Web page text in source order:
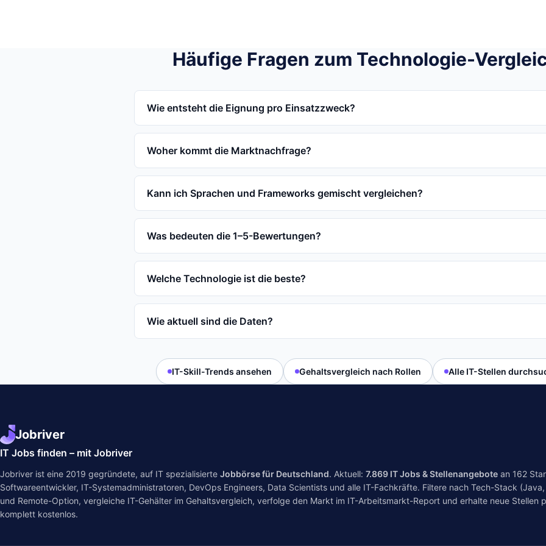
Häufige Fragen zum Technologie-
Wie entsteht die Eignung pro Einsatzzweck?
Woher kommt die Marktnachfrage?
Kann ich Sprachen und Frameworks gemischt vergleichen?
Was bedeuten die 1–5-Bewertungen?
Welche Technologie ist die beste?
Wie aktuell sind die Daten?
IT-Skill-Trends ansehen Gehaltsvergleich nach Rollen Alle IT-Stellen
Jobriver
IT Jobs finden – mit Jobriver
Jobriver ist eine 2019 gegründete, auf IT spezialisierte Jobbörse für Deutschland. Aktuell: 7.869 IT Jobs & Stellenangebote an 162
Softwareentwickler, IT-Systemadministratoren, DevOps Engineers, Data Scientists und alle IT-Fachkräfte. Filtere nach Tech-Stack
und Remote-Option, vergleiche IT-Gehälter im Gehaltsvergleich, verfolge den Markt im IT-Arbeitsmarkt-Report und erhalte neue Stellen
komplett kostenlos.